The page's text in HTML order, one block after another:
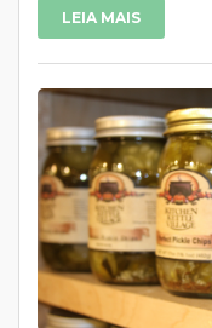
LEIA MAIS